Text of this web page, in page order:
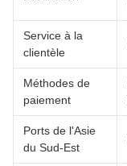
Service à la
clientèle
Méthodes de
paiement
Ports de l'Asie
du Sud-Est